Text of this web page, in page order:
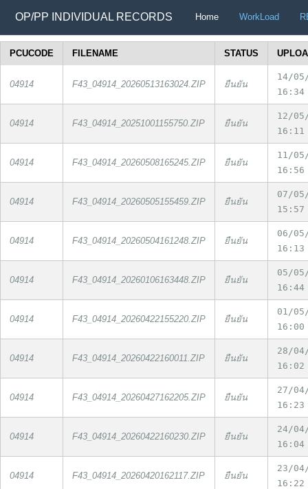
OP/PP INDIVIDUAL RECORDS Home WorkLoad
PCUCODE FILENAME STATUS
04914 F43_04914_20260513163024.ZIP ยืนยัน
14/
16:34
04914 F43_04914_20251001155750.ZIP ยืนยัน
12/
16:11
04914 F43_04914_20260508165245.ZIP ยืนยัน
11/
16:56
04914 F43_04914_20260505155459.ZIP ยืนยัน
07/
15:57
04914 F43_04914_20260504161248.ZIP ยืนยัน
06/
16:13
04914 F43_04914_20260106163448.ZIP ยืนยัน
05/
16:44
04914 F43_04914_20260422155220.ZIP ยืนยัน
01/
16:00
04914 F43_04914_20260422160011.ZIP ยืนยัน
28/
16:02
04914 F43_04914_20260427162205.ZIP ยืนยัน
27/
16:23
04914 F43_04914_20260422160230.ZIP ยืนยัน
24/
16:04
04914 F43_04914_20260420162117.ZIP ยืนยัน
23/
16:22